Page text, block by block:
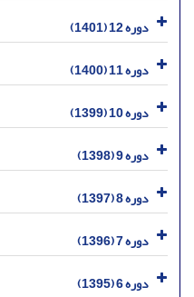
دوره 12 (1401)
دوره 11 (1400)
دوره 10 (1399)
دوره 9 (1398)
دوره 8 (1397)
دوره 7 (1396)
دوره 6 (1395)